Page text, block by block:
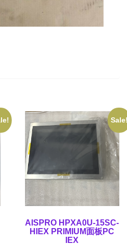
AISPRO HPXA0U-15SC-
HIEX PRIMIUM面板PC
IEX